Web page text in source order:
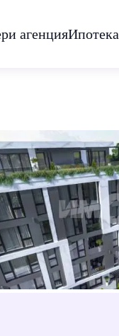
агенцияИпотека